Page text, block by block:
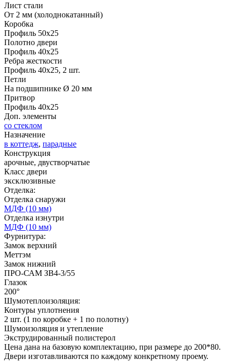
Д-35 С
Д-36 46 30
Д-36 С
C51
C53
C55
Лист стали
От 2 мм (холоднокатанный)
Коробка
Профиль 50х25
Полотно двери
Профиль 40х25
Ребра жесткости
Профиль 40х25, 2 шт.
Петли
На подшипнике Ø 20 мм
Притвор
Профиль 40х25
Доп. элементы
со стеклом
Назначение
в коттедж, парадные
Конструкция
арочные, двустворчатые
Класс двери
эксклюзивные
Отделка:
Отделка снаружи
МДФ (10 мм)
Отделка изнутри
МДФ (10 мм)
Фурнитура:
Замок верхний
Меттэм
Замок нижний
ПРО-САМ ЗВ4-3/55
Глазок
200°
Шумотеплоизоляция:
Контуры уплотнения
2 шт. (1 по коробке + 1 по полотну)
Шумоизоляция и утепление
Экструдированный полистерол
Цена дана на базовую комплектацию, при размере до 200*80.
Двери изготавливаются по каждому конкретному проему.